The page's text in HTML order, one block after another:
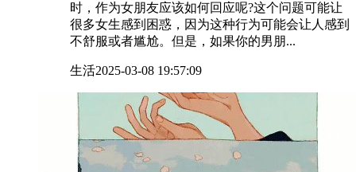
时，作为女朋友应该如何回应呢?这个问题可能让
很多女生感到困惑，因为这种行为可能会让人感到
不舒服或者尴尬。但是，如果你的男朋...
生活2025-03-08 19:57:09